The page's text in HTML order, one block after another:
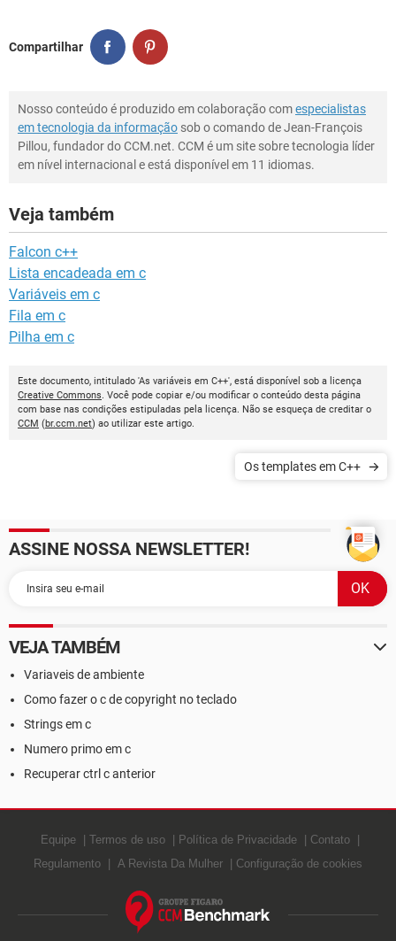
Compartilhar
Nosso conteúdo é produzido em colaboração comespecialistas
em tecnologia da informação sob o comando de Jean-François
Pillou, fundador do CCM.net. CCM é um site sobre tecnologia líder
em nível internacional e está disponível em 11 idiomas.
Veja também
Falcon c++
Lista encadeada em c
Variáveis em c
Fila em c
Pilha em c
Este documento, intitulado 'As variáveis em C++', está disponível sob a licença
Creative Commons. Você pode copiar e/ou modificar o conteúdo desta página
com base nas condições estipuladas pela licença. Não se esqueça de creditar o
CCM (br.ccm.net) ao utilizar este artigo.
Os templates em C++
ASSINE NOSSA NEWSLETTER!
VEJA TAMBÉM
Variaveis de ambiente
Como fazer o c de copyright no teclado
Strings em c
Numero primo em c
Recuperar ctrl c anterior
Equipe Termos de uso Política de Privacidade
Contato
Regulamento
A Revista Da Mulher Configuração de cookies